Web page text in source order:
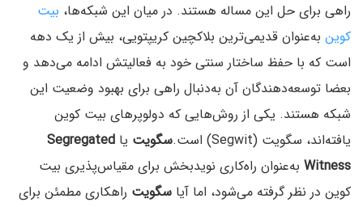
راهی برای حل این مساله هستند. در میان این شبکه‌ها، بیت
کوین به‌عنوان قدیمی‌ترین بلاکچین کریپتویی، بیش از یک دهه
است که با حفظ ساختار سنتی خود به فعالیتش ادامه می‌دهد و
بعضا توسعه‌دهندگان آن به‌دنبال راهی برای بهبود وضعیت این
شبکه هستند. یکی از روش‌هایی که دولوپرهای بیت کوین
یافته‌اند، سگویت (Segwit) است.
سگویت یا Segregated
Witness به‌عنوان راه‌کاری نویدبخش برای مقیاس‌پذیری بیت
کوین در نظر گرفته می‌شود، اما آیا سگویت راهکاری مطمئن برای